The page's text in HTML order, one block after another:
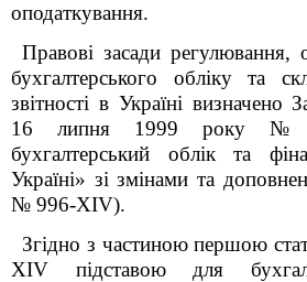
оподаткування.
Правові засади регулювання,
бухгалтерського обліку та
звітності в Україні визначено
16 липня 1999 року №
бухгалтерський облік та
Україні» зі змінами та
№ 996-XIV).
Згідно з частиною першою
XIV підставою для